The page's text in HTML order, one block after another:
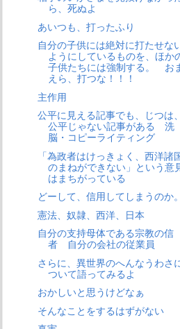
ら、死ぬよ
あいつも、打ったふり
自分の子供には絶対に打たせな
ようにしているものを、ほか
子供たちには強制する。 お
えら、打つな！！！
主作用
公平に見える記事でも、じつは、
公平じゃない記事がある 洗
脳・コピーライティング
「為政者はけっきょく、西洋諸
のまねができない」という意
はまちがっている
どーして、信用してしまうのか。
憲法、奴隷、西洋、日本
自分の支持母体である宗教の信
者 自分の会社の従業員
さらに、異世界のへんなうわさ
ついて語ってみるよ
おかしいと思うけどなぁ
そんなことをするはずがない